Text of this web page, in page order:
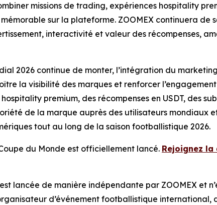
missions de trading, expériences hospitality
sur la plateforme. ZOOMEX continuera de
interactivité et valeur des récompenses,
2026 continue de monter, l’intégration du
la visibilité des marques et renforcer
premium, des récompenses en USDT, des
de la marque auprès des utilisateurs mondiaux
tout au long de la saison footballistique 2026.
du Monde est officiellement lancé. Rejoignez
lancée de manière indépendante par ZOOMEX et
d’événement footballistique international,